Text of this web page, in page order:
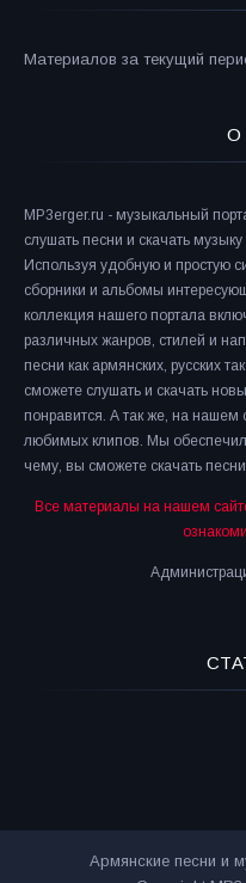
Материалов за текущий
О
MP3erger.ru - музыкальный
слушать песни и скачать
Используя удобную и простую
сборники и альбомы
коллекция нашего портала
различных жанров, стилей и
песни как армянских, русских
сможете слушать и скачать
понравится. А так же, на нашем
любимых клипов. Мы
чему, вы сможете скачать
Все материалы на нашем
Армянские песни и